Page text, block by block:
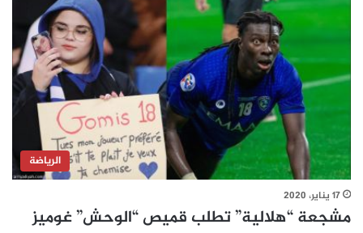
الرياضة
17 يناير، 2020
مشجعة “هلالية” تطلب قميص “الوحش” غوميز